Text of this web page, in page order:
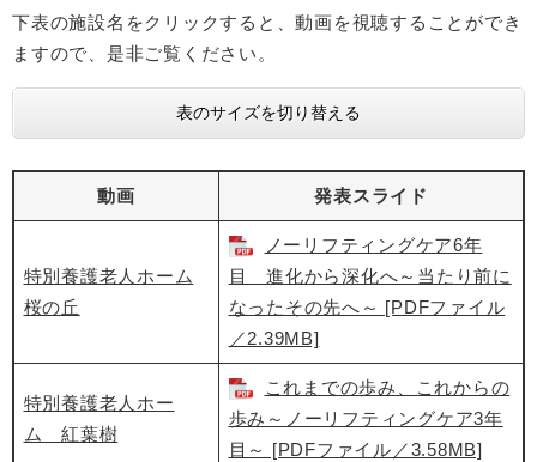
下表の施設名をクリックすると、動画を視聴することができ
ますので、是非ご覧ください。
表のサイズを切り替える
動画 発表スライド
特別養護老人ホーム
桜の丘
ノーリフティングケア6年
目 進化から深化へ～当たり前に
なったその先へ～ [PDFファイル
／2.39MB]
特別養護老人ホー
ム 紅葉樹
これまでの歩み、これからの
歩み～ノーリフティングケア3年
目～ [PDFファイル／3.58MB]